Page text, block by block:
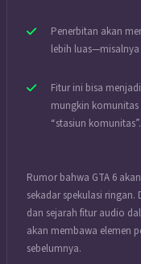
Penerbitan akan
lebih luas—misalnya
Fitur ini bisa
mungkin
“stasiun komunitas”.
Rumor bahwa GTA 6
sekadar spekulasi
dan sejarah fitur audio
akan membawa elemen
sebelumnya.